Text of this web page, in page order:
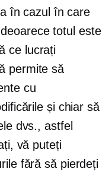
în cazul în care
totul este
ce lucrați
permite să
cu
și chiar să
dvs., astfel
vă puteți
fără să pierdeți